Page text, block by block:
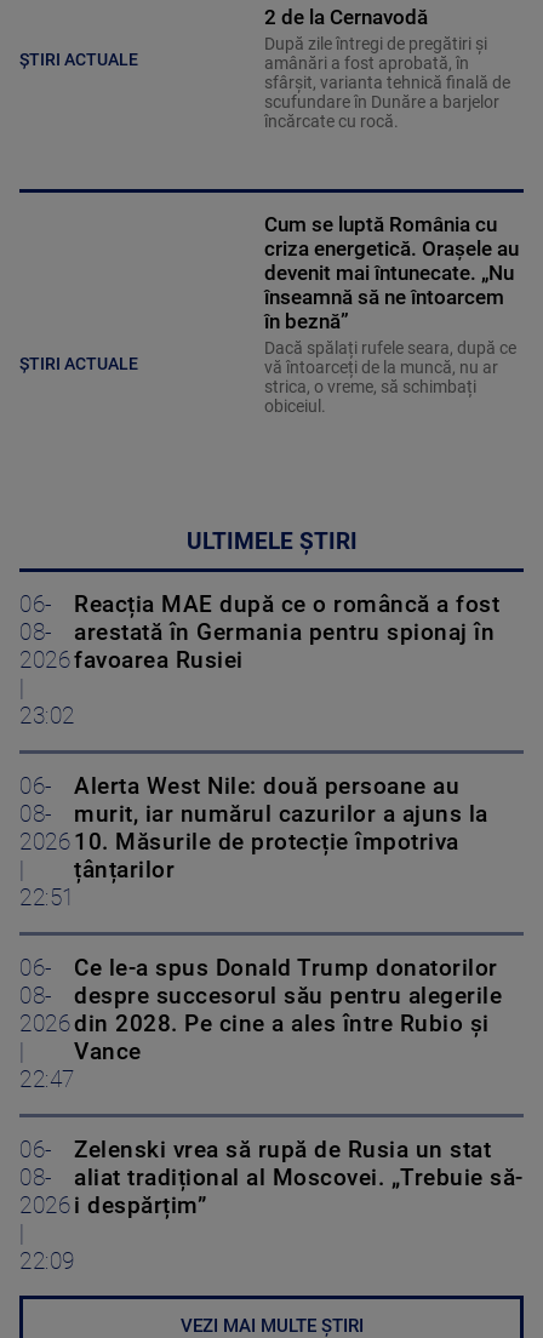
ȘTIRI ACTUALE
2 de la Cernavodă
După zile întregi de pregătiri și
amânări a fost aprobată, în
sfârșit, varianta tehnică finală de
scufundare în Dunăre a barjelor
încărcate cu rocă.
ȘTIRI ACTUALE
Cum se luptă România cu
criza energetică. Orașele au
devenit mai întunecate. „Nu
înseamnă să ne întoarcem
în beznă”
Dacă spălați rufele seara, după ce
vă întoarceți de la muncă, nu ar
strica, o vreme, să schimbați
obiceiul.
ULTIMELE ȘTIRI
06-
08-
2026
|
23:02
Reacția MAE după ce o româncă a fost
arestată în Germania pentru spionaj în
favoarea Rusiei
06-
08-
2026
|
22:51
Alerta West Nile: două persoane au
murit, iar numărul cazurilor a ajuns la
10. Măsurile de protecție împotriva
țânțarilor
06-
08-
2026
|
22:47
Ce le-a spus Donald Trump donatorilor
despre succesorul său pentru alegerile
din 2028. Pe cine a ales între Rubio și
Vance
06-
08-
2026
|
22:09
Zelenski vrea să rupă de Rusia un stat
aliat tradițional al Moscovei. „Trebuie să-
i despărțim”
VEZI MAI MULTE ȘTIRI